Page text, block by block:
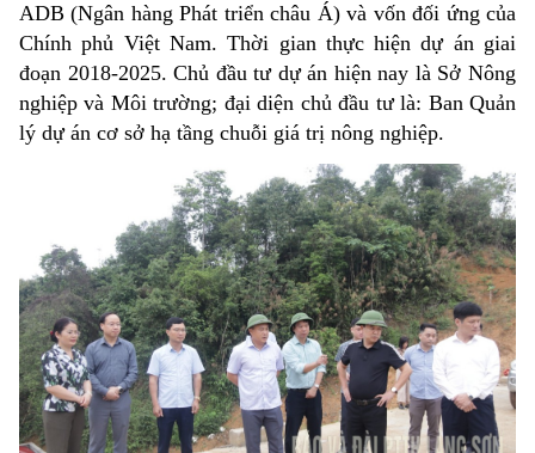
ADB (Ngân hàng Phát triển châu Á) và vốn đối ứng của
Chính phủ Việt Nam. Thời gian thực hiện dự án giai
đoạn 2018-2025. Chủ đầu tư dự án hiện nay là Sở Nông
nghiệp và Môi trường; đại diện chủ đầu tư là: Ban Quản
lý dự án cơ sở hạ tầng chuỗi giá trị nông nghiệp.